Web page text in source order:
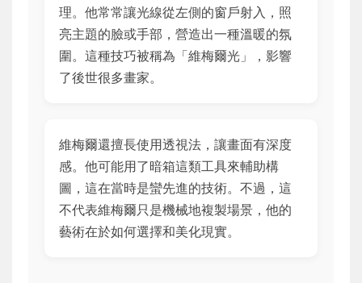
理。他常常讓光線從左側的窗戶射入，照
亮主題的臉或手部，營造出一種溫暖的氛
圍。這種技巧被稱為「維梅爾光」，影響
了後世很多畫家。
維梅爾還擅長使用透視法，讓畫面有深度
感。他可能用了暗箱這類工具來輔助構
圖，這在當時是蠻先進的技術。不過，這
不代表維梅爾只是機械地複製場景，他的
藝術在於如何選擇和美化現實。